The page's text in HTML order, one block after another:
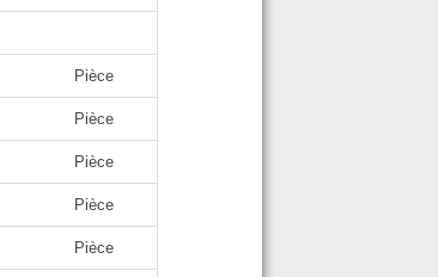
Pièce
Pièce
Pièce
Pièce
Pièce